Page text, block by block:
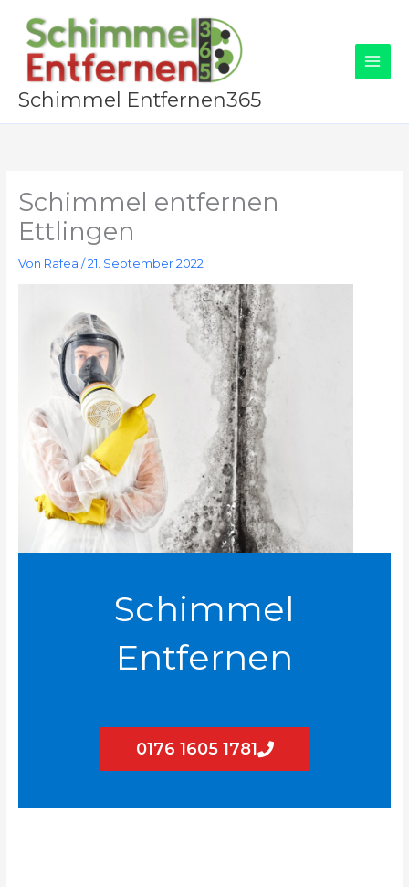
Inhalt
springen
Schimmel Entfernen365
Schimmel entfernen
Ettlingen
Von Rafea /21. September 2022
Schimmel
Entfernen
0176 1605 1781